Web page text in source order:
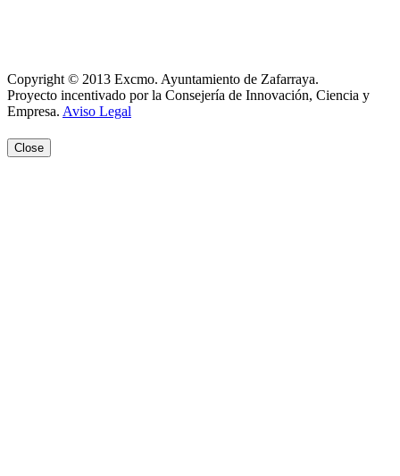
Copyright © 2013 Excmo. Ayuntamiento de Zafarraya.
Proyecto incentivado por la Consejería de Innovación, Ciencia y
Empresa. Aviso Legal
Close